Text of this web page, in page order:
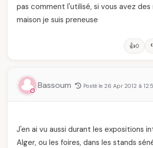
pas comment l'utilisé, si vous avez
maison je suis preneuse
👍0
Bassoum Posté le 26 Apr 2012 à
J'en ai vu aussi durant les expositions
Alger, ou les foires, dans les stands